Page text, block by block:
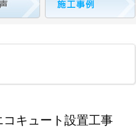
キュート設置工事